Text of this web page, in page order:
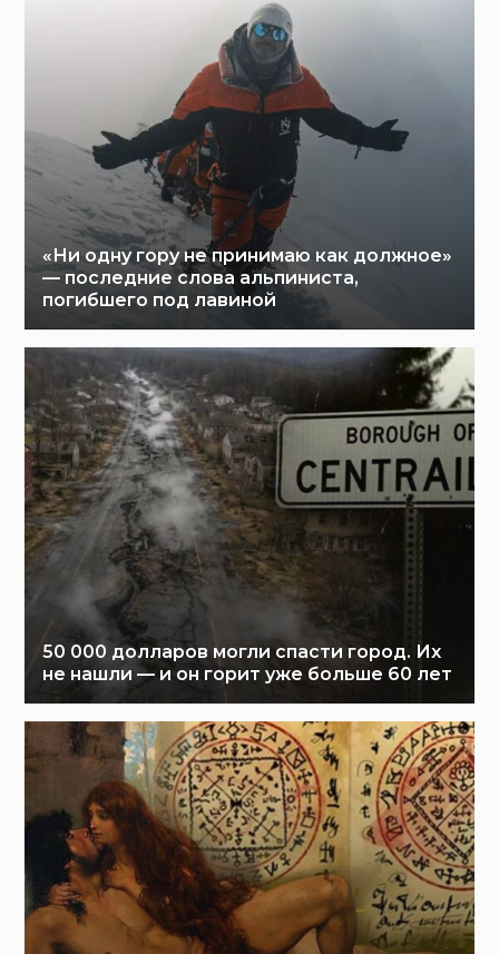
«Ни одну гору не принимаю как должное»
— последние слова альпиниста,
погибшего под лавиной
50 000 долларов могли спасти город. Их
не нашли — и он горит уже больше 60 лет